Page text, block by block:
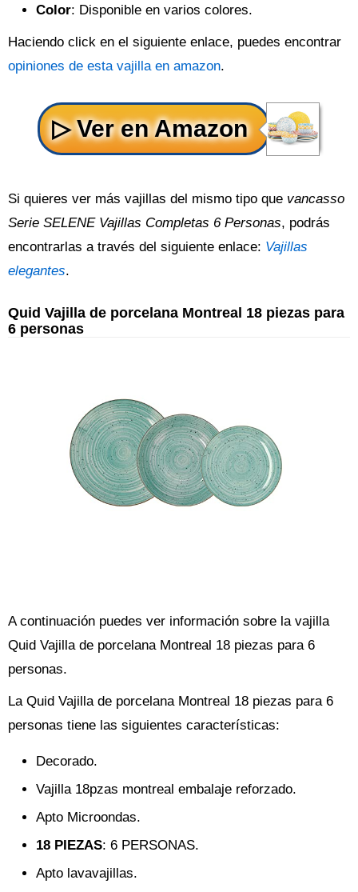
Color: Disponible en varios colores.
Haciendo click en el siguiente enlace, puedes encontrar
opiniones de esta vajilla en amazon.
Si quieres ver más vajillas del mismo tipo que vancasso
Serie SELENE Vajillas Completas 6 Personas, podrás
encontrarlas a través del siguiente enlace: Vajillas
elegantes.
Quid Vajilla de porcelana Montreal 18 piezas para
6 personas
A continuación puedes ver información sobre la vajilla
Quid Vajilla de porcelana Montreal 18 piezas para 6
personas.
La Quid Vajilla de porcelana Montreal 18 piezas para 6
personas tiene las siguientes características:
Decorado.
Vajilla 18pzas montreal embalaje reforzado.
Apto Microondas.
18 PIEZAS: 6 PERSONAS.
Apto lavavajillas.